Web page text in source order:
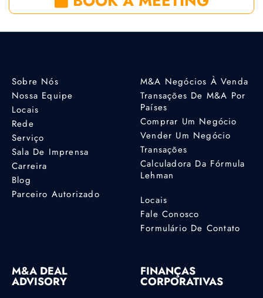
Sobre Nós
Nossa Equipe
Locais
Rede
Serviço
Sala De Imprensa
Carreira
Blog
Parceiro Autorizado
M&A Negócios À Venda
Transações De M&A Por
Países
Comprar Um Negócio
Vender Um Negócio
Transações
Calculadora Da Fórmula
Lehman
Locais
Fale Conosco
Formulário De Contato
M&A DEAL
ADVISORY
FINANÇAS
CORPORATIVAS